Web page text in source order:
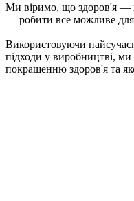
Ми віримо, що здоров'я —
— робити все можливе для
Використовуючи
підходи у виробництві,
покращенню здоров'я та